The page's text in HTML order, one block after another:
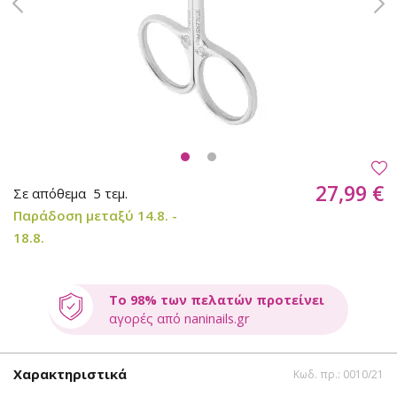
Σε απόθεμα 5 τεμ.
Παράδοση μεταξύ 14.8. -
18.8.
27,99 €
Το 98% των πελατών προτείνει
αγορές από naninails.gr
Χαρακτηριστικά Κωδ. πρ.: 0010/21